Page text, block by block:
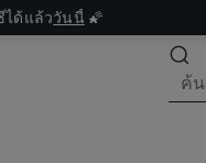
ได้แล้ววันนี้ 🌠